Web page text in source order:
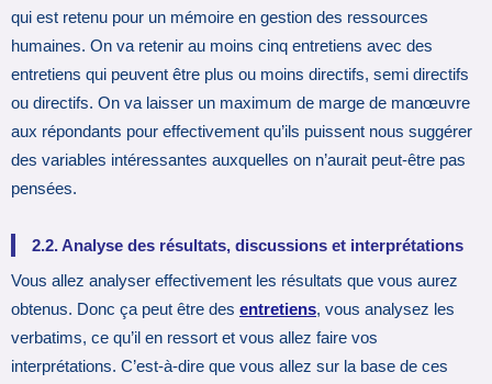
qui est retenu pour un mémoire en gestion des ressources
humaines. On va retenir au moins cinq entretiens avec des
entretiens qui peuvent être plus ou moins directifs, semi directifs
ou directifs. On va laisser un maximum de marge de manœuvre
aux répondants pour effectivement qu’ils puissent nous suggérer
des variables intéressantes auxquelles on n’aurait peut-être pas
pensées.
2.2. Analyse des résultats, discussions et interprétations
Vous allez analyser effectivement les résultats que vous aurez
obtenus. Donc ça peut être des entretiens, vous analysez les
verbatims, ce qu’il en ressort et vous allez faire vos
interprétations. C’est-à-dire que vous allez sur la base de ces